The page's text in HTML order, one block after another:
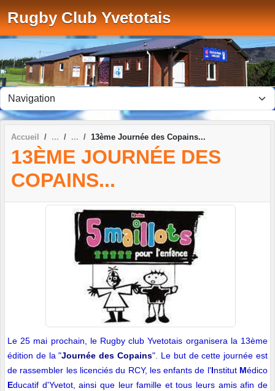
Rugby Club Yvetotais
Accueil 13ème Journée des Copains...
13ÈME JOURNÉE DES
COPAINS...
Le 25 mai prochain, le Rugby club Yvetotais organisera la 13ème
édition de la "Journée des Copains". Le but de cette journée est
de rassembler les licenciés du RCY, les enfants de l'Institut Médico
Educatif d'Yvetot, ainsi que leur famille et tous leurs amis afin de